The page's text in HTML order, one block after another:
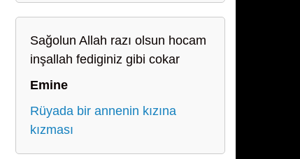
Sağolun Allah razı olsun hocam
inşallah fediginiz gibi cokar
Emine
Rüyada bir annenin kızına
kızması